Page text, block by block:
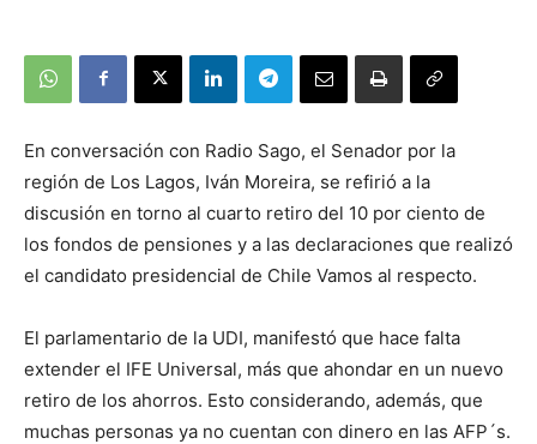
En conversación con Radio Sago, el Senador por la
región de Los Lagos, Iván Moreira, se refirió a la
discusión en torno al cuarto retiro del 10 por ciento de
los fondos de pensiones y a las declaraciones que realizó
el candidato presidencial de Chile Vamos al respecto.
El parlamentario de la UDI, manifestó que hace falta
extender el IFE Universal, más que ahondar en un nuevo
retiro de los ahorros. Esto considerando, además, que
muchas personas ya no cuentan con dinero en las AFP´s.